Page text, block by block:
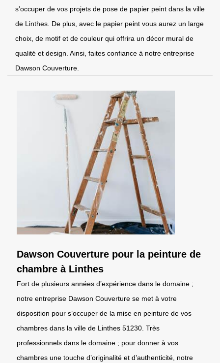
s’occuper de vos projets de pose de papier peint dans la ville
de Linthes. De plus, avec le papier peint vous aurez un large
choix, de motif et de couleur qui offrira un décor mural de
qualité et design. Ainsi, faites confiance à notre entreprise
Dawson Couverture.
Dawson Couverture pour la peinture de
chambre à Linthes
Fort de plusieurs années d’expérience dans le domaine ;
notre entreprise Dawson Couverture se met à votre
disposition pour s’occuper de la mise en peinture de vos
chambres dans la ville de Linthes 51230. Très
professionnels dans le domaine ; pour donner à vos
chambres une touche d’originalité et d’authenticité, notre